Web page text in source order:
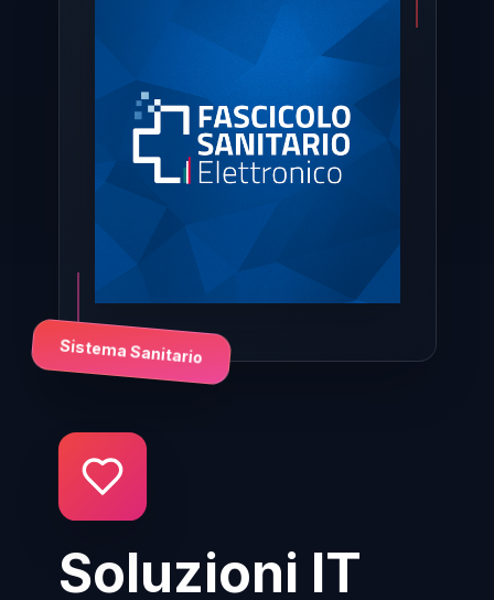
Soluzioni IT
Sistema Sanitario